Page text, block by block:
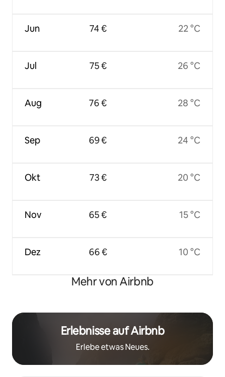
Jun
Jul
Aug
Sep
Okt
Nov
Dez
74 €
75 €
76 €
69 €
73 €
65 €
66 €
22 °C
26 °C
28 °C
24 °C
20 °C
15 °C
10 °C
Mehr von Airbnb
Erlebnisse auf Airbnb
Erlebe etwas Neues.